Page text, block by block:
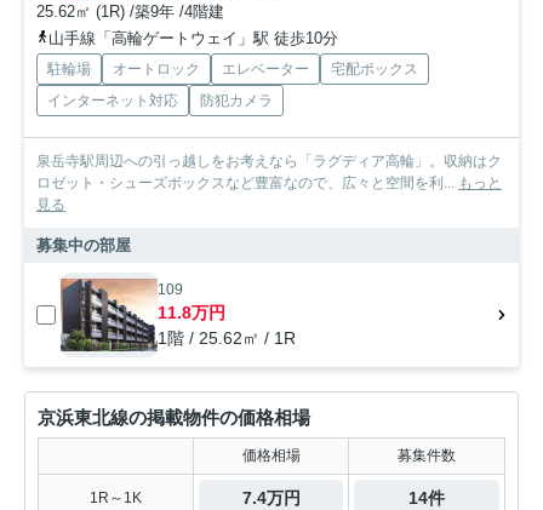
25.62㎡ (1R) /築9年 /4階建
山手線「高輪ゲートウェイ」駅 徒歩10分
駐輪場 オートロック エレベーター
宅配ボックス
インターネット対応
防犯カメラ
泉岳寺駅周辺への引っ越しをお考えなら「ラグディア高輪」。収納はク
ロゼット・シューズボックスなど豊富なので、広々と空間を利... もっと
見る
募集中の部屋
109
11.8万円
1階 / 25.62㎡ / 1R
京浜東北線の掲載物件の価格相場
価格相場 募集件数
1R～1K 7.4万円 14件